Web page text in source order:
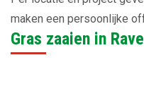
maken een persoonlijke
Gras zaaien in